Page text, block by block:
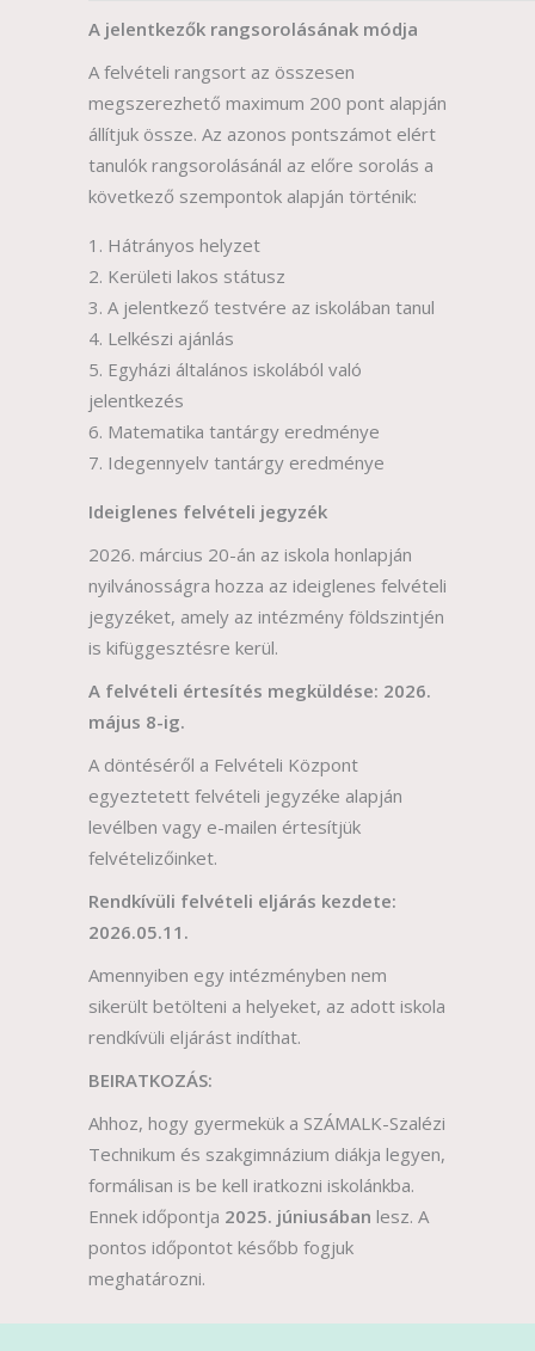
A jelentkezők rangsorolásának módja
A felvételi rangsort az összesen
megszerezhető maximum 200 pont alapján
állítjuk össze. Az azonos pontszámot elért
tanulók rangsorolásánál az előre sorolás a
következő szempontok alapján történik:
Hátrányos helyzet
Kerületi lakos státusz
A jelentkező testvére az iskolában tanul
Lelkészi ajánlás
Egyházi általános iskolából való
jelentkezés
Matematika tantárgy eredménye
Idegennyelv tantárgy eredménye
Ideiglenes felvételi jegyzék
2026. március 20-án az iskola honlapján
nyilvánosságra hozza az ideiglenes felvételi
jegyzéket, amely az intézmény földszintjén
is kifüggesztésre kerül.
A felvételi értesítés megküldése: 2026.
május 8-ig.
A döntéséről a Felvételi Központ
egyeztetett felvételi jegyzéke alapján
levélben vagy e-mailen értesítjük
felvételizőinket.
Rendkívüli felvételi eljárás kezdete:
2026.05.11.
Amennyiben egy intézményben nem
sikerült betölteni a helyeket, az adott iskola
rendkívüli eljárást indíthat.
BEIRATKOZÁS:
Ahhoz, hogy gyermekük a SZÁMALK-Szalézi
Technikum és szakgimnázium diákja legyen,
formálisan is be kell iratkozni iskolánkba.
Ennek időpontja 2025. júniusában lesz. A
pontos időpontot később fogjuk
meghatározni.